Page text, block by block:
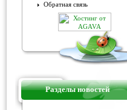
Обратная связь
Разделы новостей